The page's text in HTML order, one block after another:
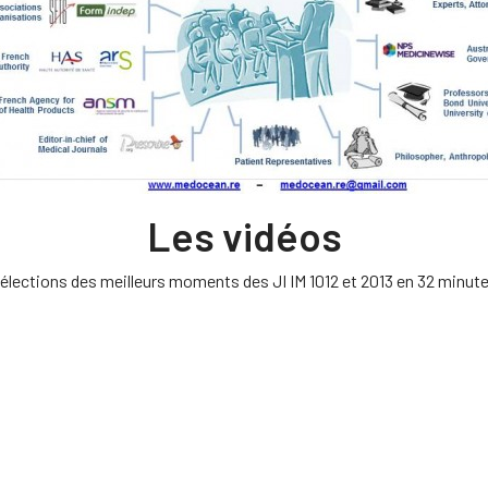
Les vidéos
des meilleurs moments des JI IM 1012 et 2013 en 32